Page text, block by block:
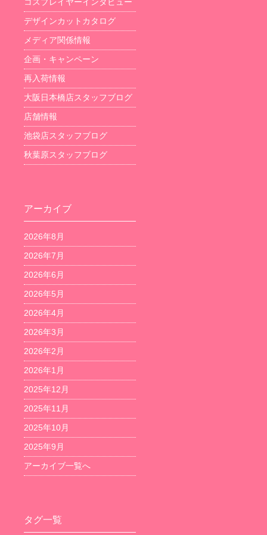
デザインカットカタログ
メディア関係情報
企画・キャンペーン
再入荷情報
大阪日本橋店スタッフブログ
店舗情報
池袋店スタッフブログ
秋葉原スタッフブログ
アーカイブ
2026年8月
2026年7月
2026年6月
2026年5月
2026年4月
2026年3月
2026年2月
2026年1月
2025年12月
2025年11月
2025年10月
2025年9月
アーカイブ一覧へ
タグ一覧